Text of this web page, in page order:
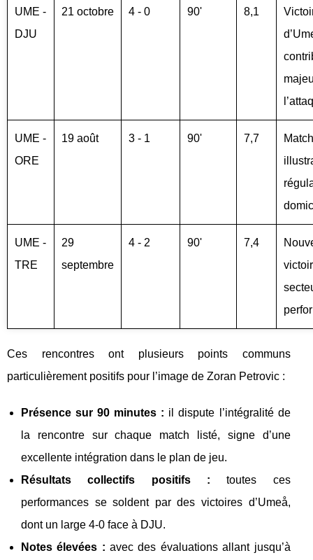
UME -
DJU
21 octobre 4 - 0 90' 8,1
UME -
ORE
19 août 3 - 1 90' 7,7
UME -
TRE
29
septembre
4 - 2 90' 7,4
Ces rencontres ont plusieurs points communs
particulièrement positifs pour l’image de Zoran Petrovic :
Présence sur 90 minutes : il dispute l’intégralité de
la rencontre sur chaque match listé, signe d’une
excellente intégration dans le plan de jeu.
Résultats collectifs positifs : toutes ces
performances se soldent par des victoires d’Umeå,
dont un large 4-0 face à DJU.
Notes élevées : avec des évaluations allant jusqu’à